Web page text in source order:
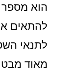
הוא מספר
להתאים
לתנאי
מאוד